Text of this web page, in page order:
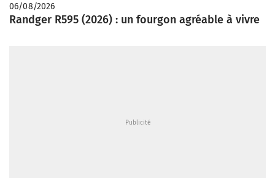
06/08/2026
Randger R595 (2026) : un fourgon agréable à vivre